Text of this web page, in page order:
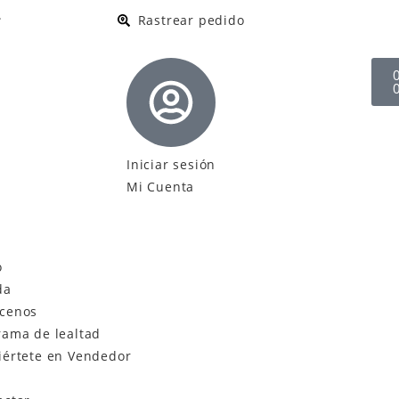
Rastrear pedido
Iniciar sesión
Mi Cuenta
0
de lealtad
en Vendedor